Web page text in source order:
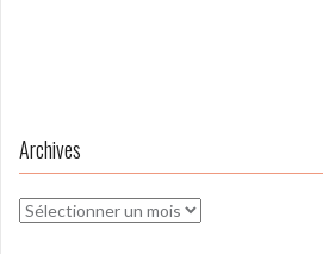
Archives
Archives